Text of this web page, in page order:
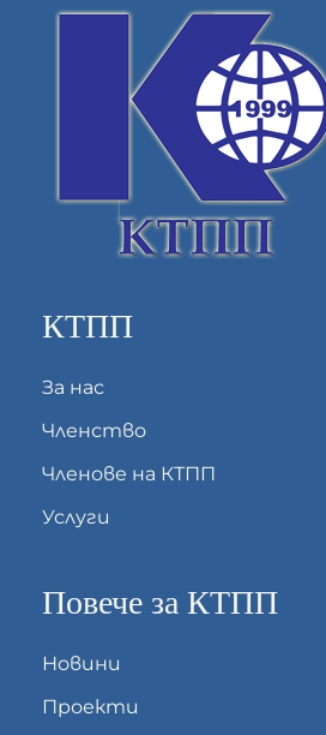
КТПП
За нас
Членство
Членове на КТПП
Услуги
Повече за КТПП
Новини
Проекти